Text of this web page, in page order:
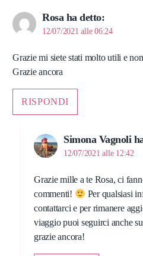
Rosa ha detto:
12/07/2021 alle 06:24
Grazie mi siete stati molto utili e
Grazie ancora
RISPONDI
Simona Vagnoli
12/07/2021 alle 12:42
Grazie mille a te Rosa, ci
commenti!
Per qualsiasi
contattarci e per rimanere
viaggio puoi seguirci anche
grazie ancora!